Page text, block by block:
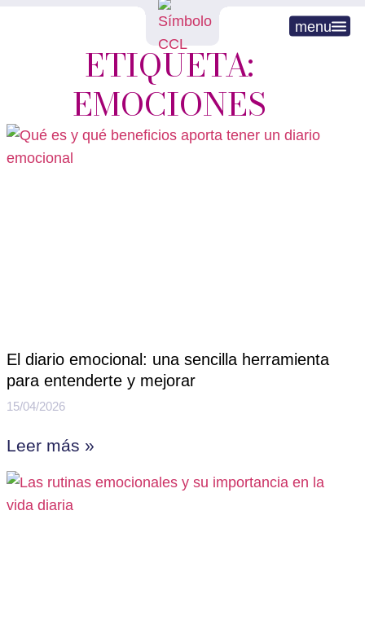
menu
ETIQUETA:
EMOCIONES
El diario emocional: una sencilla herramienta
para entenderte y mejorar
15/04/2026
Leer más »